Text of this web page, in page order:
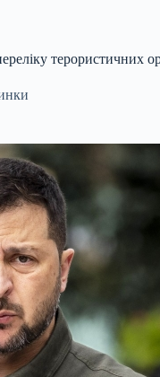
терористичних